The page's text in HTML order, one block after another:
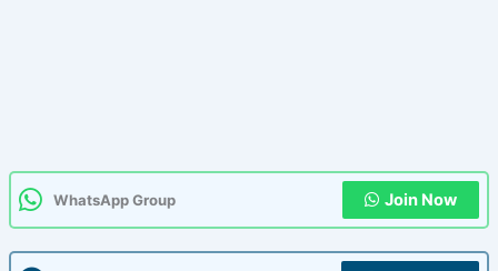
WhatsApp Group Join Now